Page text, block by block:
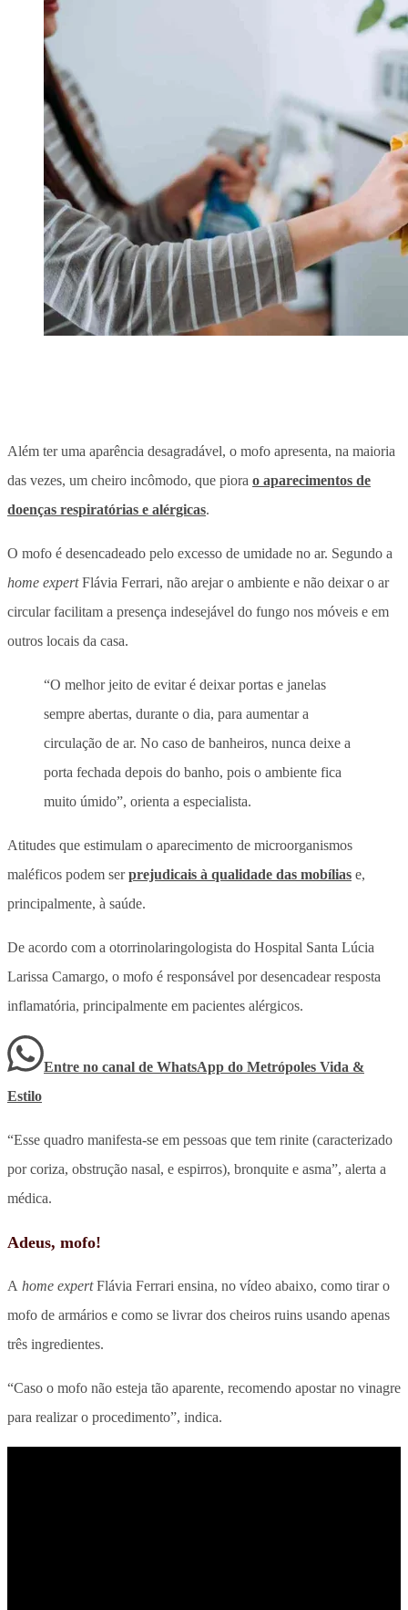
Além ter uma aparência desagradável, o mofo apresenta, na maioria
das vezes, um cheiro incômodo, que piora o aparecimentos de
doenças respiratórias e alérgicas.
O mofo é desencadeado pelo excesso de umidade no ar. Segundo a
home expertFlávia Ferrari, não arejar o ambiente e não deixar o ar
circular facilitam a presença indesejável do fungo nos móveis e em
outros locais da casa.
“O melhor jeito de evitar é deixar portas e janelas
sempre abertas, durante o dia, para aumentar a
circulação de ar. No caso de banheiros, nunca deixe a
porta fechada depois do banho, pois o ambiente fica
muito úmido”, orienta a especialista.
Atitudes que estimulam o aparecimento de microorganismos
maléficos podem serprejudicais à qualidade das mobílias e,
principalmente, à saúde.
De acordo com a otorrinolaringologista do Hospital Santa Lúcia
Larissa Camargo, o mofo é responsável por desencadear resposta
inflamatória, principalmente em pacientes alérgicos.
Entre no canal de WhatsApp do Metrópoles Vida &
Estilo
“Esse quadro manifesta-se em pessoas que tem rinite (caracterizado
por coriza, obstrução nasal, e espirros), bronquite e asma”, alerta a
médica.
Adeus, mofo!
A home expertFlávia Ferrari ensina, no vídeo abaixo, como tirar o
mofo de armários e como se livrar dos cheiros ruins usando apenas
três ingredientes.
“Caso o mofo não esteja tão aparente, recomendo apostar no vinagre
para realizar o procedimento”, indica.